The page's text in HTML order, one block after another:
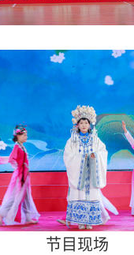
节目现场